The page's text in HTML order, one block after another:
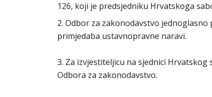
126, koji je predsjedniku Hrvatskoga
2. Odbor za zakonodavstvo
primjedaba ustavnopravne naravi.
3. Za izvjestiteljicu na sjednici
Odbora za zakonodavstvo.